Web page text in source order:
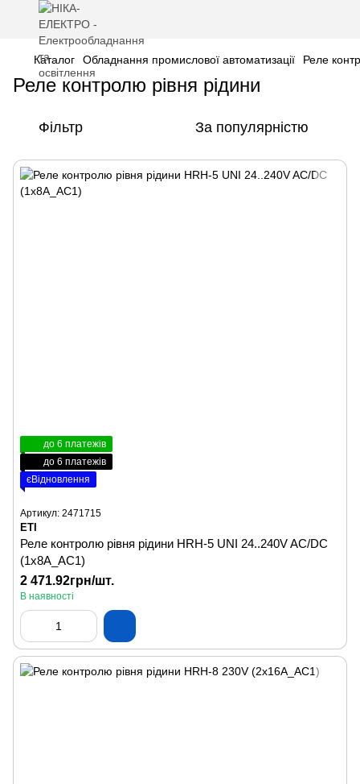
Каталог Обладнання промислової автоматизації Реле
Реле контролю рівня рідини
Фільтр За популярністю
до 6 платежів
до 6 платежів
єВідновлення
Артикул: 2471715
ETI
Реле контролю рівня рідини HRH-5 UNI 24..240V AC/DC
(1x8A_AC1)
2 471.92грн/шт.
В наявності